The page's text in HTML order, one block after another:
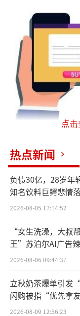
今年“五
花”。正如5
年“五一”假期
人次中外人员
最高峰出现在
其中，内
年同期增长
人次，较去年
11.5万人次，
点
热点新闻
负债30亿，28岁年
知名饮料巨鳄悲情
2026-08-05 17:14:52
“女生洗澡，大
王”苏泊尔AI广告
2026-08-06 09:44:37
立秋奶茶爆单引
闪购被指“优先拿
贵的拿”
2026-08-09 12:56:23